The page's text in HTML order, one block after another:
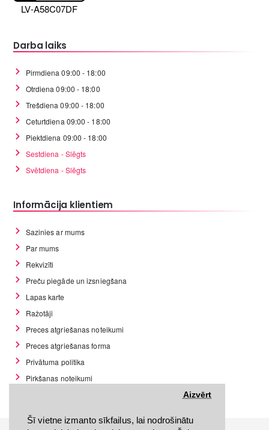
Šī vietne izmanto sīkfailus, lai nodrošinātu
Aizvērt
LV-A58C07DF
Darba laiks
Pirmdiena 09:00 - 18:00
Otrdiena 09:00 - 18:00
Trešdiena 09:00 - 18:00
Ceturtdiena 09:00 - 18:00
Piektdiena 09:00 - 18:00
Sestdiena - Slēgts
Svētdiena - Slēgts
Informācija klientiem
Sazinies ar mums
Par mums
Rekvizīti
Preču piegāde un izsniegšana
Lapas karte
Ražotāji
Preces atgriešanas noteikumi
Preces atgriešanas forma
Privātuma politika
Pirkšanas noteikumi